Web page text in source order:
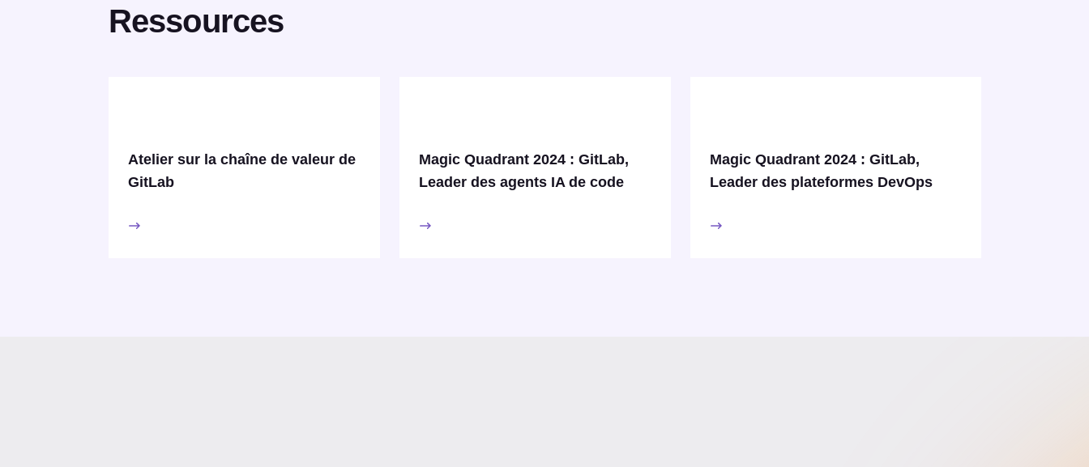
Ressources
Atelier sur la chaîne de valeur de
GitLab
Magic Quadrant 2024 : GitLab,
Leader des agents IA de code
Magic Quadrant 2024 : GitLab,
Leader des plateformes DevOps